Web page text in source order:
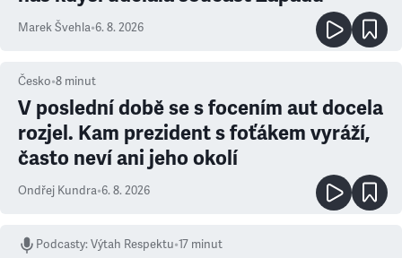
Marek Švehla•6. 8. 2026
Česko•8 minut
V poslední době se s focením aut docela
rozjel. Kam prezident s foťákem vyráží,
často neví ani jeho okolí
Ondřej Kundra•6. 8. 2026
Podcasty:Výtah Respektu•17 minut